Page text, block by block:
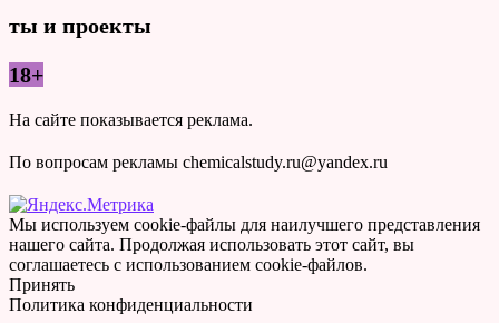
ты и проекты
18+
На сайте показывается реклама.
По вопросам рекламы chemicalstudy.ru@yandex.ru
Мы используем cookie-файлы для наилучшего представления
нашего сайта. Продолжая использовать этот сайт, вы
соглашаетесь с использованием cookie-файлов.
Принять
Политика конфиденциальности